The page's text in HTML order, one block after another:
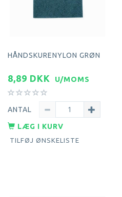
HÅNDSKURENYLON GRØN
8,89 DKK U/MOMS
ANTAL
LÆG I KURV
TILFØJ ØNSKELISTE